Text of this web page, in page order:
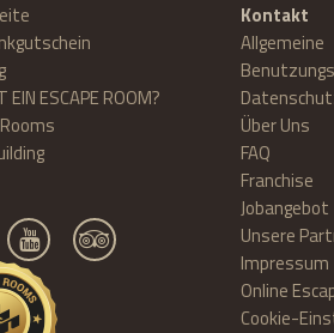
EIN ESCAPE ROOM?
Kontakt
Allgemeine
Über Uns
FAQ
Franchise
Jobangebot
Unsere
Impressum
Online
Cookie-